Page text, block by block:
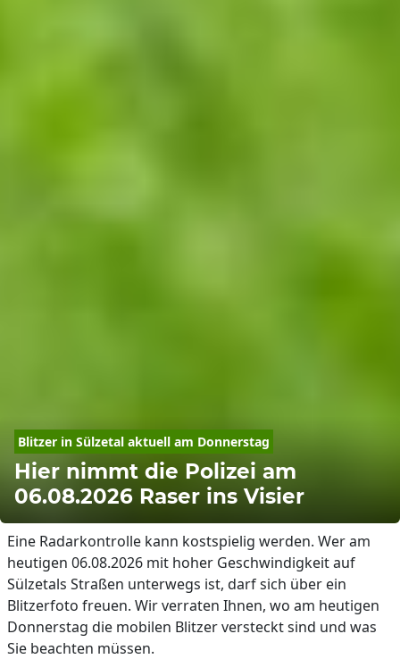
Blitzer in Sülzetal aktuell am Donnerstag
Hier nimmt die Polizei am
06.08.2026 Raser ins Visier
Eine Radarkontrolle kann kostspielig werden. Wer am
heutigen 06.08.2026 mit hoher Geschwindigkeit auf
Sülzetals Straßen unterwegs ist, darf sich über ein
Blitzerfoto freuen. Wir verraten Ihnen, wo am heutigen
Donnerstag die mobilen Blitzer versteckt sind und was
Sie beachten müssen.